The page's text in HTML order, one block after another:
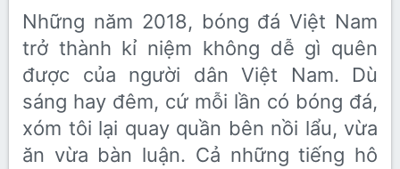
Những năm 2018, bóng đá Việt Nam
trở thành kỉ niệm không dễ gì quên
được của người dân Việt Nam. Dù
sáng hay đêm, cứ mỗi lần có bóng đá,
xóm tôi lại quay quần bên nồi lẩu, vừa
ăn vừa bàn luận. Cả những tiếng hô